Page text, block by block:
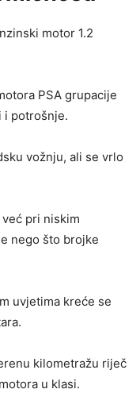
motor 1.2
PSA grupacije
i potrošnje.
vožnju, ali se vrlo
pri niskim
nego što brojke
uvjetima kreće se
kilometražu riječ
u klasi.